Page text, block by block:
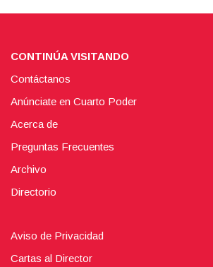
CONTINÚA VISITANDO
Contáctanos
Anúnciate en Cuarto Poder
Acerca de
Preguntas Frecuentes
Archivo
Directorio
Aviso de Privacidad
Cartas al Director